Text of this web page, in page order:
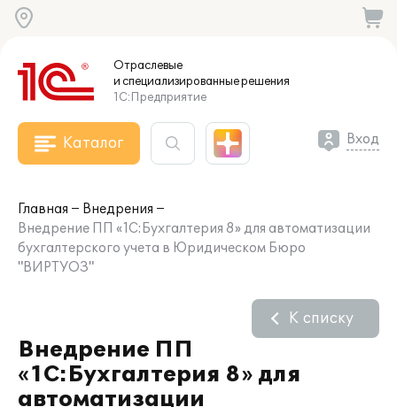
Отраслевые
и специализированныерешения
1С:Предприятие
Каталог Вход
Главная
Внедрения
Внедрение ПП «1С:Бухгалтерия 8» для автоматизации
бухгалтерского учета в Юридическом Бюро
"ВИРТУОЗ"
Внедрение ПП
«1С:Бухгалтерия 8» для
автоматизации
К списку